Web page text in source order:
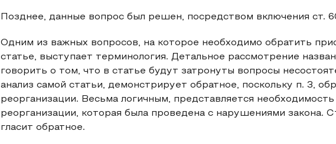
Позднее, данные вопрос был решен, посредством включения ст.
Одним из важных вопросов, на которое необходимо обратить
статье, выступает терминология. Детальное рассмотрение
говорить о том, что в статье будут затронуты вопросы
анализ самой статьи, демонстрирует обратное, поскольку п. 3,
реорганизации. Весьма логичным, представляется
реорганизации, которая была проведена с нарушениями закона.
гласит обратное.